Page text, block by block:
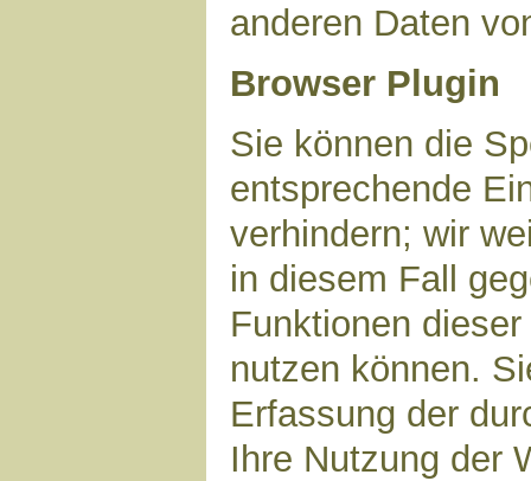
anderen Daten
Browser Plugin
Sie können die
entsprechende
verhindern; wir
in diesem Fall
Funktionen
nutzen können.
Erfassung der
Ihre Nutzung der